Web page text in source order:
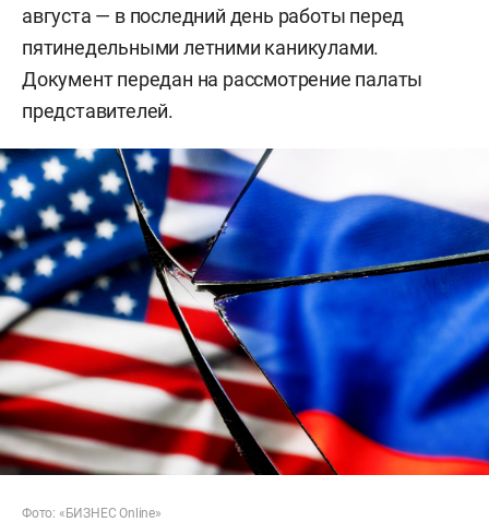
августа — в последний день работы перед
пятинедельными летними каникулами.
Документ передан на рассмотрение палаты
представителей.
Фото: «БИЗНЕС Online»